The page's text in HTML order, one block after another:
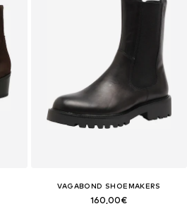
VAGABOND SHOEMAKERS
160,00€